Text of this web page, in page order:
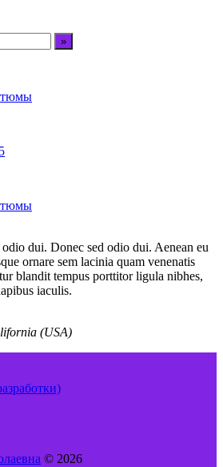
dui. Donec sed odio dui. Aenean eu
ornare sem lacinia quam venenatis
blandit tempus porttitor ligula nibhes,
iaculis.
(USA)
© 2026